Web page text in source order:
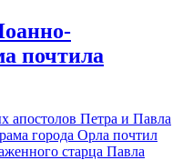
почтила
апостолов Петра и Павла
города Орла почтил
старца Павла